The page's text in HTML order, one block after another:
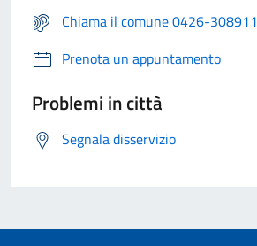
Chiama il comune 0426-308911
Prenota un appuntamento
Problemi in città
Segnala disservizio